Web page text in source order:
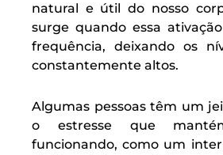
natural e útil do nosso
surge quando essa
frequência, deixando os
constantemente altos.
Algumas pessoas têm um
o estresse que
funcionando, como um